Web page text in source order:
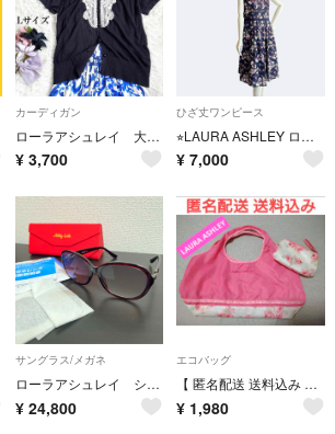
カーディガン
ローラアシュレイ 大人可愛いレース使い半袖カーディガン Lサイズ 羽織り
¥ 3,700
ひざ丈ワンピース
⭐︎LAURA ASHLEY ローラアシュレイ ワンピース ネイビー ノースリーブ
¥ 7,000
サングラス/メガネ
ローラアシュレイ シニアサングラス
¥ 24,800
エコバッグ
【 匿名配送 送料込み 】 LAURA ASHLEY ローラアシュレイ エコバッグ 収納ポーチ付き
¥ 1,980